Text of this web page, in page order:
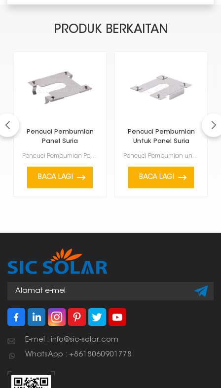
PRODUK BERKAITAN
Pencuci Pembumian
Panel Suria
Pencuci Pembumian Panel Suria sangat penting. Ia memastikan panel disambungkan dengan selamat pada b...
BACA LAGI
Pencuci Pembumian
Untuk Panel Suria
Pencuci Pembumian untuk Panel Suria adalah barang wajib untuk panel solar. Ia memastikan panel anda ...
BACA LAGI
E-mel : info@sic-solar.com
WhatsApp : +8618060901778